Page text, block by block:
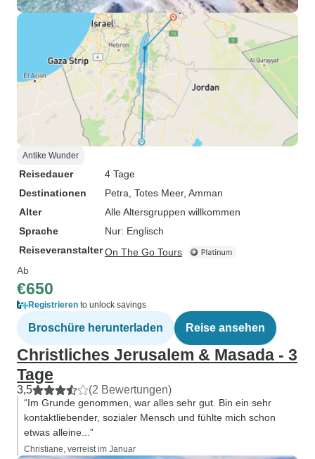
Antike Wunder
Reisedauer
4 Tage
Destinationen
Petra , Totes Meer, Amman
Alter
Alle Altersgruppen willkommen
Sprache
Nur: Englisch
ReiseveranstalterOn The Go Tours
Ab
€650
Registrieren to unlock savings
Broschüre herunterladen Reise ansehen
Christliches Jerusalem & Masada - 3
Tage
3,5 (2 Bewertungen)
“Im Grunde genommen, war alles sehr gut. Bin ein sehr
kontaktliebender, sozialer Mensch und fühlte mich schon
etwas alleine...”
Christiane, verreist im Januar